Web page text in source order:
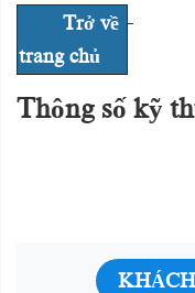
Trở về
trang chủ
Thông số kỹ